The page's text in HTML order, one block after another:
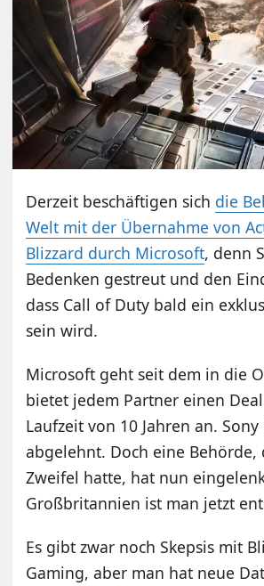
Derzeit beschäftigen sich die
Welt mit der Übernahme von
Blizzard durch Microsoft, denn
Bedenken gestreut und den
dass Call of Duty bald ein
sein wird.
Microsoft geht seit dem in die
bietet jedem Partner einen
Laufzeit von 10 Jahren an.
abgelehnt. Doch eine Behörde,
Zweifel hatte, hat nun
Großbritannien ist man jetzt
Es gibt zwar noch Skepsis mit
Gaming, aber man hat neue